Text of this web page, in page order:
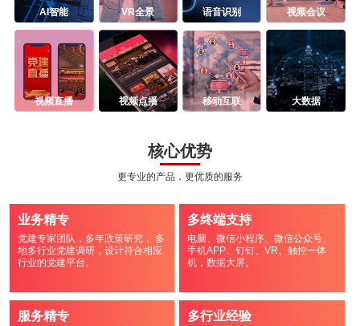
AI智能 VR全景 语音识别 视频会议
视频直播 视频点播 移动互联 大数据
核心优势
更专业的产品，更优质的服务
业务精专
党建专家团队，多年政策研究， 多
地多行业党建调研，设计符合相应
行业的党建平台。
多终端支持
电脑、微信小程序、微信公众号、
手机APP、钉钉、VR、触控一体
机，数据大屏。
服务精专 多行业经验